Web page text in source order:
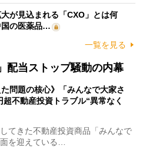
が見込まれる「CXO」とは何
の医薬品…
一覧を見る
配当ストップ騒動の内幕
た問題の核心》「みんなで大家さ
超不動産投資トラブル“異常なく
てきた不動産投資商品「みんなで
を迎えている…